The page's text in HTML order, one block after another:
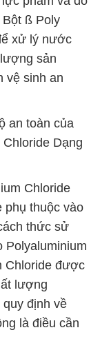
ß Poly
xử lý nước
sản
vệ sinh an
an toàn của
Dạng
Chloride
phụ thuộc vào
thức sử
Polyaluminium
Chloride được
lượng
định về
là điều cần